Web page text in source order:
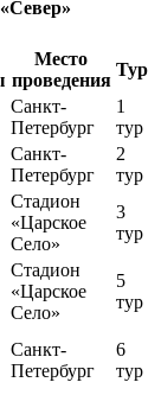
Место
проведения
Тур
Санкт-
Петербург
1
тур
Санкт-
Петербург
2
тур
Стадион
«Царское
Село»
3
тур
Стадион
«Царское
Село»
5
тур
Санкт-
Петербург
6
тур